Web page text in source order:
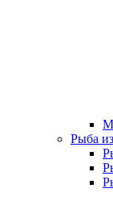
Рыба